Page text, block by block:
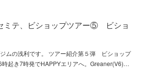
テ、ビショップツアー⑤ ビショ
ムの浅利です。 ツアー紹介第５弾 ビショップ
起き7時発でHAPPYエリアへ。Greaner(V6)…